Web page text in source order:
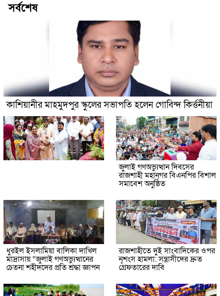
সর্বশেষ
কাশিয়ানীর মাহমুদপুর স্কুলের সভাপতি হলেন গোবিন্দ কির্ত্তনীয়া
জুলাই গণঅভ্যুত্থান দিবসের
রাজশাহী মহানগর বিএনপির বিশাল
সমাবেশ অনুষ্ঠিত
ধুরইল ইসলামিয়া বালিকা দাখিল
মাদ্রাসায় “জুলাই গণঅভ্যুত্থানের
চেতনা শহীদদের প্রতি শ্রদ্ধা জ্ঞাপন
রাজশাহীতে দুই সাংবাদিকের ওপর
নৃশংস হামলা: সন্ত্রাসীদের দ্রুত
গ্রেফতারের দাবি